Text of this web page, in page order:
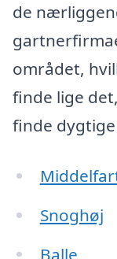
de
området,
finde lige
finde
Snoghøj
Balle